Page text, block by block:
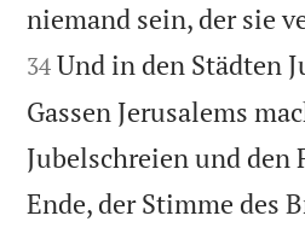
niemand sein, der sie
34 Und in den Städten
Gassen Jerusalems
Jubelschreien und den
Ende, der Stimme des